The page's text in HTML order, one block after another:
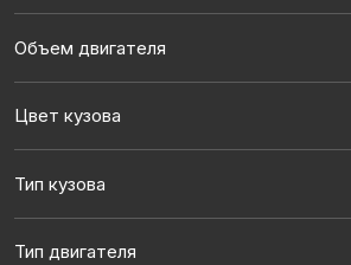
Объем двигателя
Цвет кузова
Тип кузова
Тип двигателя